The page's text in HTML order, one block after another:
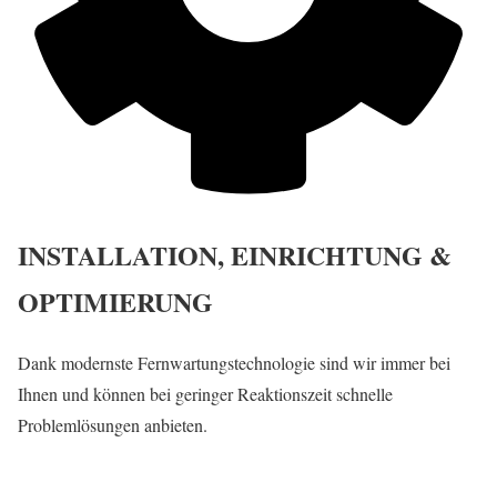
INSTALLATION, EINRICHTUNG &
OPTIMIERUNG
Dank modernste Fernwartungstechnologie sind wir immer bei
Ihnen und können bei geringer Reaktionszeit schnelle
Problemlösungen anbieten.